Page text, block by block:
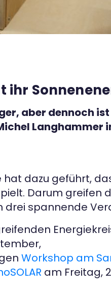
ihr
aber dennoch
dazu geführt,
Darum greifen
spannende
Workshop am
am Freitag,